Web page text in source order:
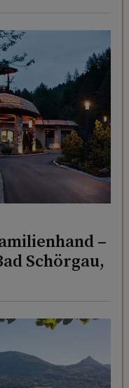
–
Schörgau,